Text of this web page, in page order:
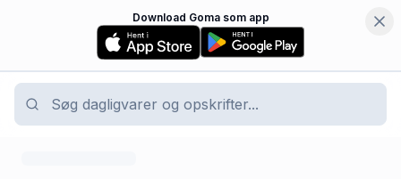
Download Goma som app